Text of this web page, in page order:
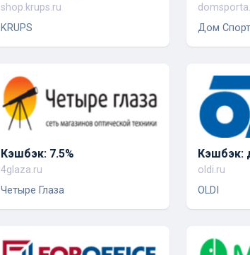
shop.krups.ru
KRUPS
Дом
Кэшбэк: 7.5%
4glaza.ru
Четыре Глаза
Кэшбэк:
oldi.ru
OLDI